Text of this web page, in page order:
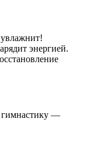
энергией.
гимнастику —